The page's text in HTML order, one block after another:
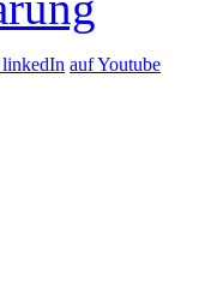
auf Youtube